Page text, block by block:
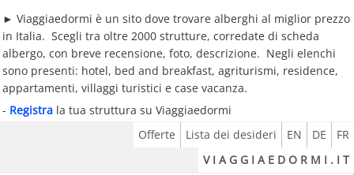
► Viaggiaedormi è un sito dove trovare alberghi al miglior prezzo
in Italia. Scegli tra oltre 2000 strutture, corredate di scheda
albergo, con breve recensione, foto, descrizione. Negli elenchi
sono presenti: hotel, bed and breakfast, agriturismi, residence,
appartamenti, villaggi turistici e case vacanza.
- Registra la tua struttura su Viaggiaedormi
FR
DE
EN
Lista dei desideri
Offerte
V I A G G I A E D O R M I . I T